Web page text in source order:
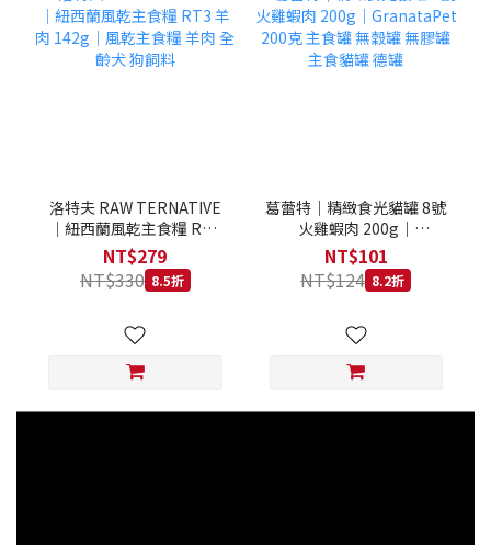
洛特夫 RAW TERNATIVE
｜紐西蘭風乾主食糧 RT3
羊肉 142g｜風乾主食糧 羊
肉 全齡犬 狗飼料
NT$279
NT$330 8.5折
葛蕾特｜精緻食光貓罐 8號
火雞蝦肉 200g｜
GranataPet 200克 主食罐
無穀罐 無膠罐 主食貓罐 德
罐
NT$101
NT$124 8.2折